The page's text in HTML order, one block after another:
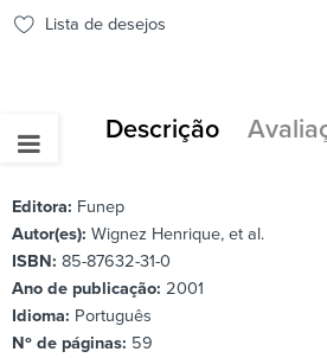
Lista de desejos
Descrição
Editora: Funep
Autor(es): Wignez Henrique, et al.
ISBN: 85-87632-31-0
Ano de publicação: 2001
Idioma: Português
Nº de páginas: 59